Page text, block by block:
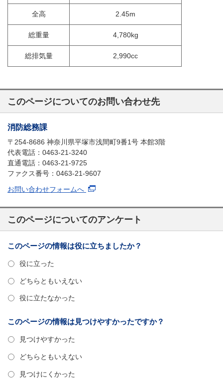
全高 2.45m
総重量 4,780kg
総排気量 2,990cc
このページについてのお問い合わせ先
消防総務課
〒254-8686 神奈川県平塚市浅間町9番1号 本館3階
代表電話：0463-21-3240
直通電話：0463-21-9725
ファクス番号：0463-21-9607
お問い合わせフォームへ
このページについてのアンケート
このページの情報は役に立ちましたか？
役に立った
どちらともいえない
役に立たなかった
このページの情報は見つけやすかったですか？
見つけやすかった
どちらともいえない
見つけにくかった